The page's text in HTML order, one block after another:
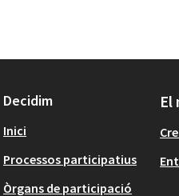
Decidim
Inici
Processos participatius
Òrgans de participació
El